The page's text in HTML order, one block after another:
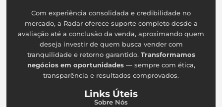
Com experiência consolidada e credibilidade no
mercado, a Radar oferece suporte completo desde a
avaliação até a conclusão da venda, aproximando quem
deseja investir de quem busca vender com
tranquilidade e retorno garantido. Transformamos
negócios em oportunidades— sempre com ética,
transparência e resultados comprovados.
Links Úteis
Sobre Nós